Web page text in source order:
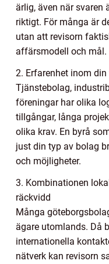
ärlig, även när svaren
riktigt. För många är
utan att revisorn
affärsmodell och mål.
2. Erfarenhet inom
Tjänstebolag,
föreningar har olika
tillgångar, långa
olika krav. En byrå
just din typ av bolag
och möjligheter.
3. Kombinationen
räckvidd
Många
ägare utomlands. Då
internationella
nätverk kan revisorn